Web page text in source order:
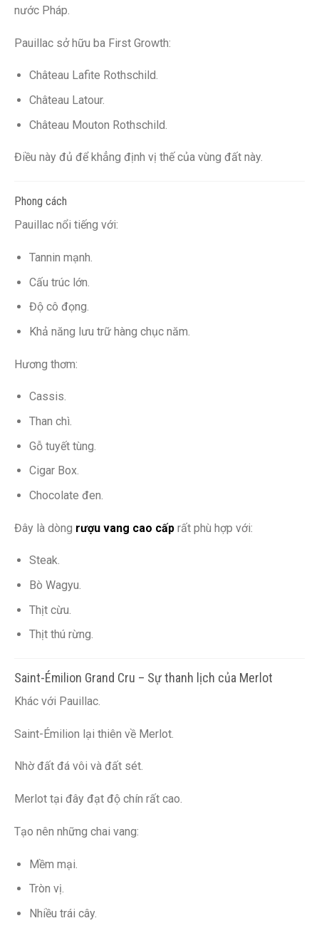
nước Pháp.
Pauillac sở hữu ba First Growth:
Château Lafite Rothschild.
Château Latour.
Château Mouton Rothschild.
Điều này đủ để khẳng định vị thế của vùng đất này.
Phong cách
Pauillac nổi tiếng với:
Tannin mạnh.
Cấu trúc lớn.
Độ cô đọng.
Khả năng lưu trữ hàng chục năm.
Hương thơm:
Cassis.
Than chì.
Gỗ tuyết tùng.
Cigar Box.
Chocolate đen.
Đây là dòng rượu vang cao cấp rất phù hợp với:
Steak.
Bò Wagyu.
Thịt cừu.
Thịt thú rừng.
Saint-Émilion Grand Cru – Sự thanh lịch của Merlot
Khác với Pauillac.
Saint-Émilion lại thiên về Merlot.
Nhờ đất đá vôi và đất sét.
Merlot tại đây đạt độ chín rất cao.
Tạo nên những chai vang:
Mềm mại.
Tròn vị.
Nhiều trái cây.